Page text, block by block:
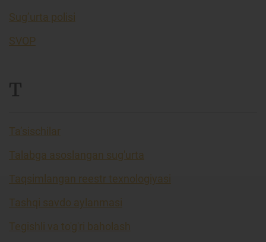
Sug’urta polisi
SVOP
T
Ta’sischilar
Talabga asoslangan sug'urta
Taqsimlangan reestr texnologiyasi
Tashqi savdo aylanmasi
Tegishli va to'g'ri baholash